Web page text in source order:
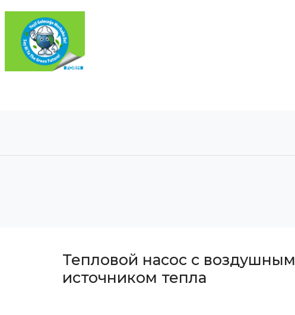
Тепловой насос с воздушным
источником тепла